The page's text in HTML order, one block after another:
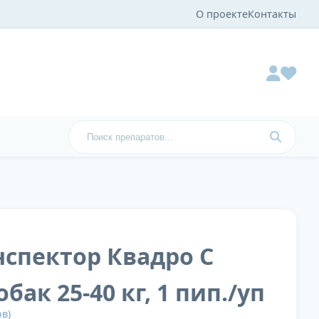
О проектеКонтакты
Квадро С
25-40 кг, 1 пип./уп